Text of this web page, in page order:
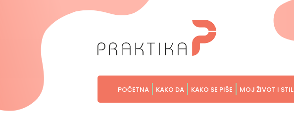
POČETNA KAKO DA KAKO SE PIŠE MOJ ŽIVOT I STIL